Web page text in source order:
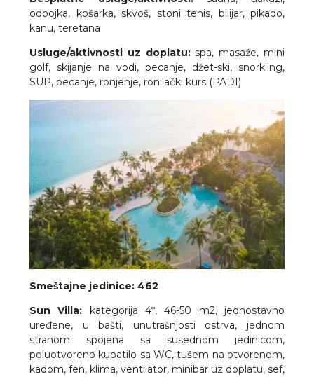
odbojka, košarka, skvoš, stoni tenis, bilijar, pikado,
kanu, teretana
Usluge/aktivnosti uz doplatu:spa, masaže, mini
golf, skijanje na vodi, pecanje, džet-ski, snorkling,
SUP, pecanje, ronjenje, ronilački kurs (PADI)
Smeštajne jedinice: 462
Sun Villa: kategorija 4*, 46-50 m2, jednostavno
uređene, u bašti, unutrašnjosti ostrva, jednom
stranom spojena sa susednom jedinicom,
poluotvoreno kupatilo sa WC, tušem na otvorenom,
kadom, fen, klima, ventilator, minibar uz doplatu, sef,